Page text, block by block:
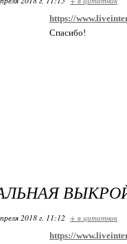
https://
Спасибо!
2018 г. 11:12 + в цитатник
https://